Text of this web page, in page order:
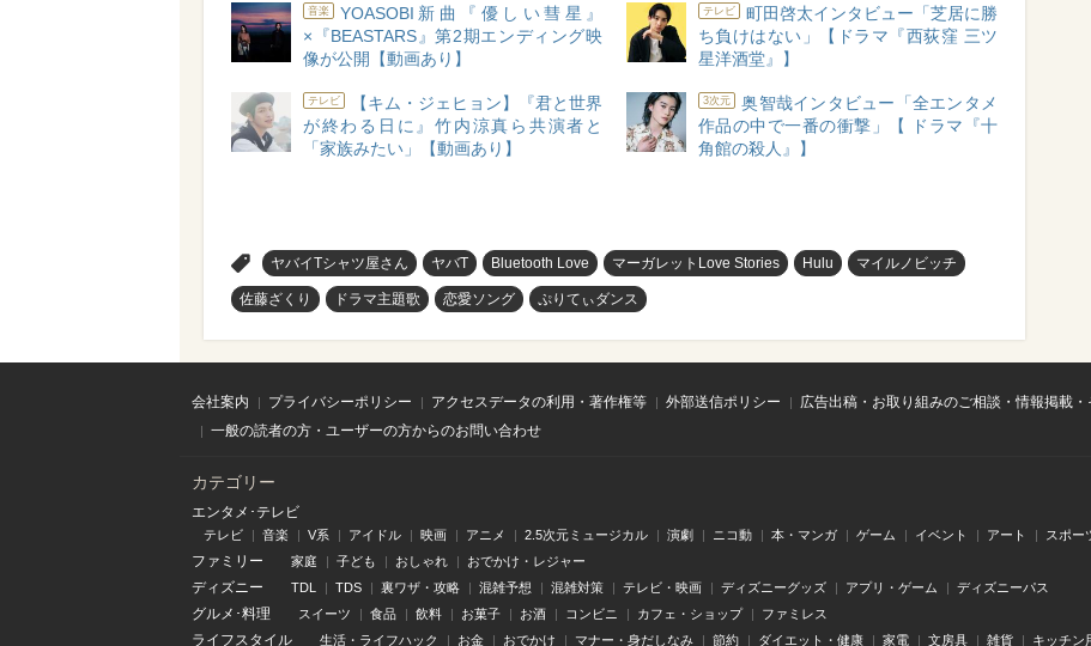
音楽
YOASOBI新曲『優しい彗星』
×『BEASTARS』第2期エンディング映
像が公開【動画あり】
テレビ
町田啓太インタビュー「芝居に勝
ち負けはない」【ドラマ『西荻窪 三ツ
星洋酒堂』】
テレビ
【キム・ジェヒョン】『君と世界
が終わる日に』竹内涼真ら共演者と
「家族みたい」【動画あり】
3次元
奥智哉インタビュー「全エンタメ
作品の中で一番の衝撃」【 ドラマ『十
角館の殺人』】
ヤバイTシャツ屋さん ヤバT Bluetooth Love マーガレットLove Stories Hulu マイルノビッチ
佐藤ざくり ドラマ主題歌 恋愛ソング ぷりてぃダンス
会社案内 プライバシーポリシー アクセスデータの利用・著作権等 外部送信ポリシー
広告出稿・お取り組みのご相談・情報掲載
一般の読者の方・ユーザーの方からのお問い合わせ
カテゴリー
エンタメ･テレビ
テレビ 音楽 V系 アイドル 映画 アニメ 2.5次元ミュージカル 演劇 ニコ動 本・マンガ ゲーム イベント アート スポー
ファミリー 家庭 子ども おしゃれ おでかけ・レジャー
ディズニー TDL TDS 裏ワザ・攻略 混雑予想 混雑対策 テレビ・映画 ディズニーグッズ アプリ・ゲーム ディズニーパス
グルメ･料理 スイーツ 食品 飲料 お菓子 お酒 コンビニ カフェ・ショップ ファミレス
ライフスタイル 生活・ライフハック お金 おでかけ マナー・身だしなみ 節約 ダイエット・健康 家電 文房具 雑貨 キッチン